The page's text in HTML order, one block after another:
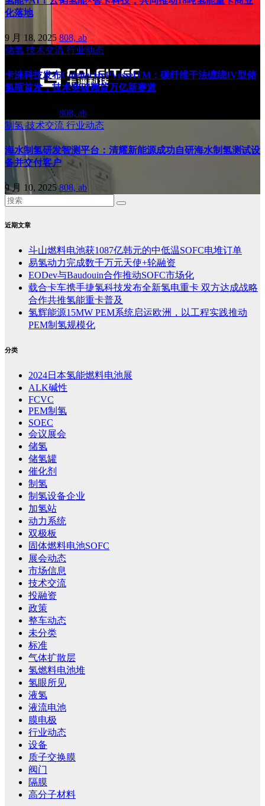
化落地
9 月 18, 2025 808, ab
储氢 技术交流 行业动态
卡涞科技发布ColeitecHyPVesselTM：碳纤维干法缠绕IV型储
氢瓶首发，技术突破翘首万亿新赛道
808, ab
制氢技术交流 行业动态
海水制氢研发智测平台：清耀新能源成功自研海水制氢测试设
备并交付客户
9 月 10, 2025 808, ab
近期文章
斗山燃料电池获1087亿韩元的中低温SOFC电堆订单
易氢动力完成数千万元天使+轮融资
EODev与Baudouin合作推动SOFC市场化
载合卡车携手捷氢科技发布全新氢电重卡 双方达成战略
合作共推氢能重卡普及
氢辉能源15MW PEM系统启运欧洲，以工程实践推动
PEM制氢规模化
分类
2024日本氢能燃料电池展
ALK碱性
FCVC
PEM制氢
SOEC
会议展会
储氢
储氢罐
催化剂
制氢
制氢设备企业
加氢站
动力系统
双极板
固体燃料电池SOFC
展会动态
市场信息
技术交流
投融资
政策
整车动态
未分类
标准
气体扩散层
氢燃料电池堆
氢眼所见
液氢
液流电池
膜电极
行业动态
设备
质子交换膜
阀门
隔膜
高分子材料